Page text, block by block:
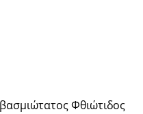
Φθιώτιδος